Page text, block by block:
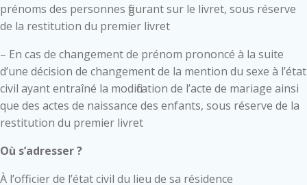
prénoms des personnes figurant sur le livret, sous réserve
de la restitution du premier livret
– En cas de changement de prénom prononcé à la suite
d’une décision de changement de la mention du sexe à l’état
civil ayant entraîné la modification de l’acte de mariage ainsi
que des actes de naissance des enfants, sous réserve de la
restitution du premier livret
Où s’adresser ?
À l’officier de l’état civil du lieu de sa résidence